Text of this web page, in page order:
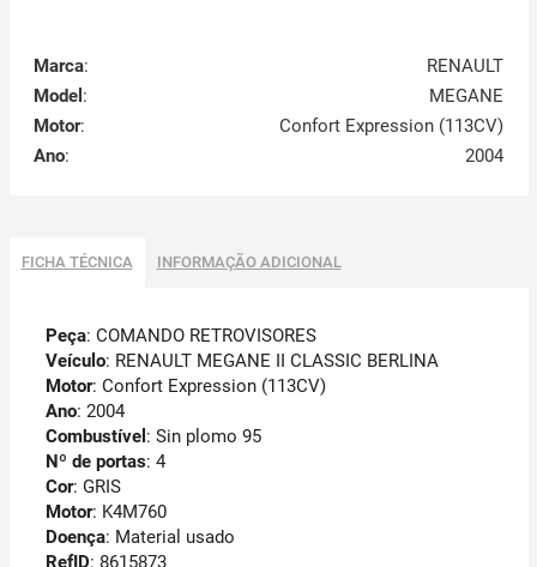
Marca:
RENAULT
Model :
MEGANE
Motor:
Confort Expression (113CV)
Ano: 2004
FICHA TÉCNICA INFORMAÇÃO ADICIONAL
Peça: COMANDO RETROVISORES
Veículo: RENAULT MEGANE II CLASSIC BERLINA
Motor: Confort Expression (113CV)
Ano: 2004
Combustível : Sin plomo 95
Nº de portas: 4
Cor: GRIS
Motor: K4M760
Doença: Material usado
RefID: 8615873